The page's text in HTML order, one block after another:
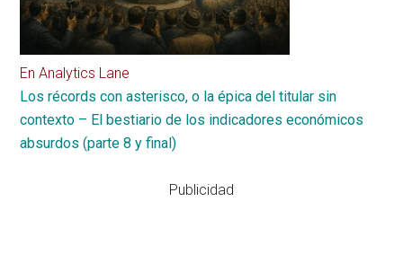
En Analytics Lane
Los récords con asterisco, o la épica del titular sin
contexto – El bestiario de los indicadores económicos
absurdos (parte 8 y final)
Publicidad